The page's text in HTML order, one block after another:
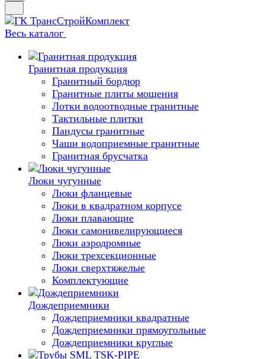
Весь каталог
Гранитная продукция
Гранитный бордюр
Гранитные плиты мощения
Лотки водоотводные гранитные
Тактильные плитки
Пандусы гранитные
Чаши водоприемные гранитные
Гранитная брусчатка
Люки чугунные
Люки фланцевые
Люки в квадратном корпусе
Люки плавающие
Люки самонивелирующиеся
Люки аэродромные
Люки трехсекционные
Люки сверхтяжелые
Комплектующие
Дождеприемники
Дождеприемники квадратные
Дождеприемники прямоугольные
Дождеприемники круглые